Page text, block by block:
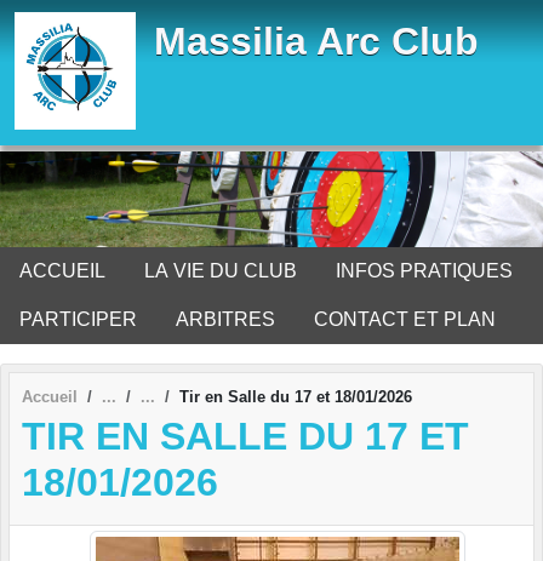
Massilia Arc Club
ACCUEIL LA VIE DU CLUB INFOS PRATIQUES
PARTICIPER ARBITRES CONTACT ET PLAN
Accueil Tir en Salle du 17 et 18/01/2026
TIR EN SALLE DU 17 ET
18/01/2026
Panneau de gestion des cookies